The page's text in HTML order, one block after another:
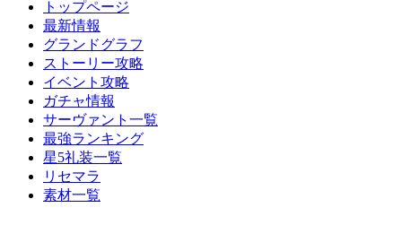
トップページ
最新情報
グランドグラフ
ストーリー攻略
イベント攻略
ガチャ情報
サーヴァント一覧
最強ランキング
星5礼装一覧
リセマラ
素材一覧